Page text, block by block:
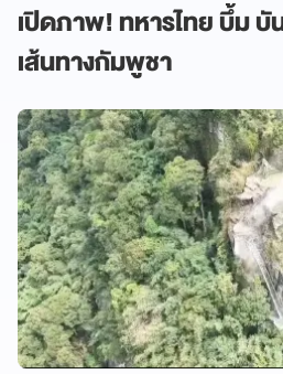
เปิดภาพ! ทหารไทย บึ้ม บั
เส้นทางกัมพูชา